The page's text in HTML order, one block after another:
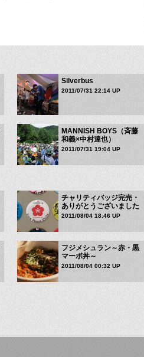
Silverbus
2011/07/31 22:14 UP
MANNISH BOYS（斉藤
和義×中村達也）
2011/07/31 19:04 UP
チャリティバッジ完売・
ありがとうございました
2011/08/04 18:46 UP
フジメシュラン～赤・黒
マーボ丼～
2011/08/04 00:32 UP